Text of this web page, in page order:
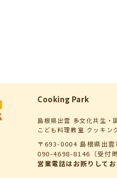
Cooking Park
島根県出雲 多文化共生・
こども料理教室 クッキン
〒693-0004 島根県出
090-4698-8146（受付
営業電話はお断りしてお